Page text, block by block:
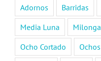
Adornos Barridas
Media Luna
Milonga
Ocho Cortado
Ochos